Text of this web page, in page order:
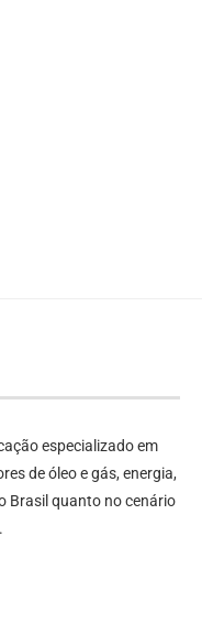
especializado em
de óleo e gás, energia,
Brasil quanto no cenário